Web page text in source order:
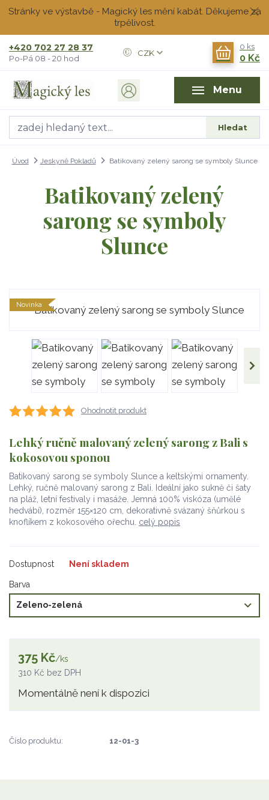
Stránky ve výstavbě - Magický les mění kabát. Děkujeme za
trpělivost.
Menu
CZK
Hledat
+420 702 27 28 37
Po-Pá 08 - 20 hod
0 ks
0 Kč
Úvod Jeskyně Pokladů Batikovaný zelený sarong se symboly Slunce
Batikovaný zelený
sarong se symboly
Slunce
Novinka
Ohodnotit produkt
Lehký ručně malovaný zelený sarong z Bali s
kokosovou sponou
Batikovaný sarong se symboly Slunce a keltskými ornamenty.
Lehký, ručně malovaný sarong z Bali. Ideální jako sukně či šaty
na pláž, letní festivaly i masáže. Jemná 100% viskóza (umělé
hedvábí), rozměr 155×120 cm, dekorativně svázaný šňůrkou s
knoflíkem z kokosového ořechu. celý popis
Dostupnost Není skladem
Barva
375 Kč/ks
310 Kč bez DPH
Momentálně není k dispozici
Číslo produktu: 12-01-3